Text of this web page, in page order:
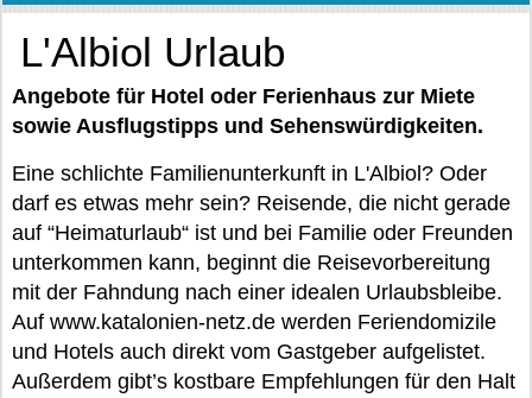
L'Albiol Urlaub
Angebote für Hotel oder Ferienhaus zur Miete
sowie Ausflugstipps und Sehenswürdigkeiten.
Eine schlichte Familienunterkunft in L'Albiol? Oder
darf es etwas mehr sein? Reisende, die nicht gerade
auf “Heimaturlaub“ ist und bei Familie oder Freunden
unterkommen kann, beginnt die Reisevorbereitung
mit der Fahndung nach einer idealen Urlaubsbleibe.
Auf www.katalonien-netz.de werden Feriendomizile
und Hotels auch direkt vom Gastgeber aufgelistet.
Außerdem gibt’s kostbare Empfehlungen für den Halt